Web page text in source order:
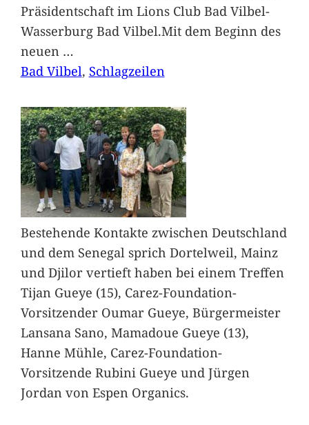
Präsidentschaft im Lions Club Bad Vilbel-
Wasserburg Bad Vilbel.Mit dem Beginn des
neuen …
Bad Vilbel, Schlagzeilen
Bestehende Kontakte zwischen Deutschland
und dem Senegal sprich Dortelweil, Mainz
und Djilor vertieft haben bei einem Treffen
Tijan Gueye (15), Carez-Foundation-
Vorsitzender Oumar Gueye, Bürgermeister
Lansana Sano, Mamadoue Gueye (13),
Hanne Mühle, Carez-Foundation-
Vorsitzende Rubini Gueye und Jürgen
Jordan von Espen Organics.